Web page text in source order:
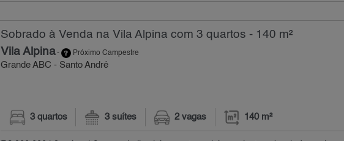
Sobrado à Venda na Vila Alpina com 3 quartos - 140 m²
Vila Alpina- Próximo Campestre
Grande ABC - Santo André
3 quartos 3 suítes 2 vagas 140 m²